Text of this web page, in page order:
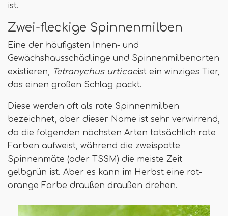
ist.
Zwei-fleckige Spinnenmilben
Eine der häufigsten Innen- und
Gewächshausschädlinge und Spinnenmilbenarten
existieren, Tetranychus urticaeist ein winziges Tier,
das einen großen Schlag packt.
Diese werden oft als rote Spinnenmilben
bezeichnet, aber dieser Name ist sehr verwirrend,
da die folgenden nächsten Arten tatsächlich rote
Farben aufweist, während die zweispotte
Spinnenmäte (oder TSSM) die meiste Zeit
gelbgrün ist. Aber es kann im Herbst eine rot-
orange Farbe draußen draußen drehen.